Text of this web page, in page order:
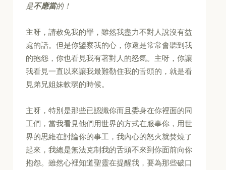
是不應當的！
主呀，請赦免我的罪，雖然我盡力不對人說沒有益
處的話。但是你鑒察我的心，你還是常常會聽到我
的抱怨，你也看見我有著對人的怒氣。主呀，你讓
我看見一直以來讓我最難勒住我的舌頭的，就是看
見弟兄姐妹軟弱的時候。
主呀，特別是那些已認識你而且委身在你裡面的同
工們，當我看見他們用世界的方式在服事你，用世
界的思維在討論你的事工，我內心的怒火就焚燒了
起來，我總是無法克制我的舌頭不來到你面前向你
抱怨。雖然心裡知道聖靈在提醒我，要為那些破口